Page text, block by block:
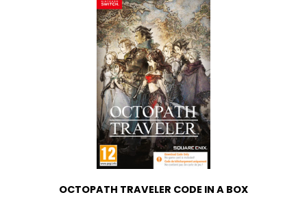
OCTOPATH TRAVELER CODE IN A BOX